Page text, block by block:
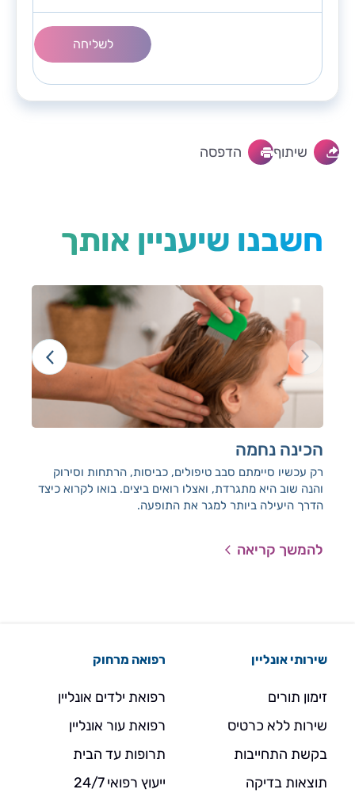
שיתוף הדפסה
חשבנו שיעניין אותך
הכינה נחמה
רק עכשיו סיימתם סבב טיפולים, כביסות, הרתחות וסירוק
והנה שוב היא מתגרדת, ואצלו רואים ביצים. בואו לקרוא כיצד
הדרך היעילה ביותר למגר את התופעה.
להמשך קריאה
שירותי אונליין
זימון תורים
שירות ללא כרטיס
בקשת התחייבות
תוצאות בדיקה
רפואה מרחוק
רפואת ילדים אונליין
רפואת עור אונליין
תרופות עד הבית
ייעוץ רפואי 24/7